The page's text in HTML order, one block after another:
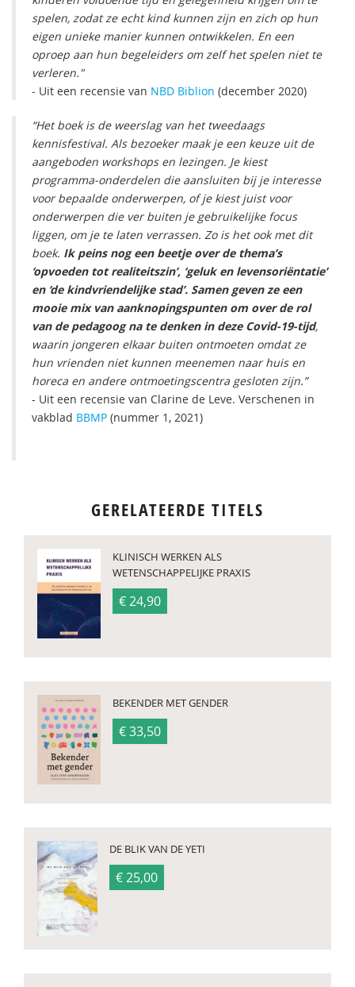
spelen, zodat ze echt kind kunnen zijn en zich op hun
eigen unieke manier kunnen ontwikkelen. En een
oproep aan hun begeleiders om zelf het spelen niet te
verleren."
- Uit een recensie van NBD Biblion (december 2020)
“Het boek is de weerslag van het tweedaags
kennisfestival. Als bezoeker maak je een keuze uit de
aangeboden workshops en lezingen. Je kiest
programma-onderdelen die aansluiten bij je interesse
voor bepaalde onderwerpen, of je kiest juist voor
onderwerpen die ver buiten je gebruikelijke focus
liggen, om je te laten verrassen. Zo is het ook met dit
boek. Ik peins nog een beetje over de thema’s
‘opvoeden tot realiteitszin’, ‘geluk en levensoriëntatie’
en ‘de kindvriendelijke stad’. Samen geven ze een
mooie mix van aanknopingspunten om over de rol
van de pedagoog na te denken in deze Covid-19-tijd,
waarin jongeren elkaar buiten ontmoeten omdat ze
hun vrienden niet kunnen meenemen naar huis en
horeca en andere ontmoetingscentra gesloten zijn.”
- Uit een recensie van Clarine de Leve. Verschenen in
vakblad BBMP (nummer 1, 2021)
GERELATEERDE TITELS
KLINISCH WERKEN ALS
WETENSCHAPPELIJKE PRAXIS
€ 24,90
BEKENDER MET GENDER
€ 33,50
DE BLIK VAN DE YETI
€ 25,00